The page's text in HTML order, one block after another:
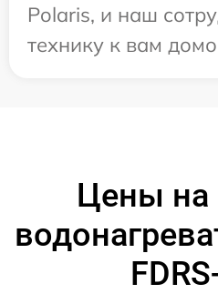
Polaris, и наш
технику к вам
Цены на